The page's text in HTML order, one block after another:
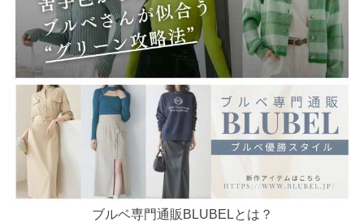
ブルベ専門通販BLUBELとは？